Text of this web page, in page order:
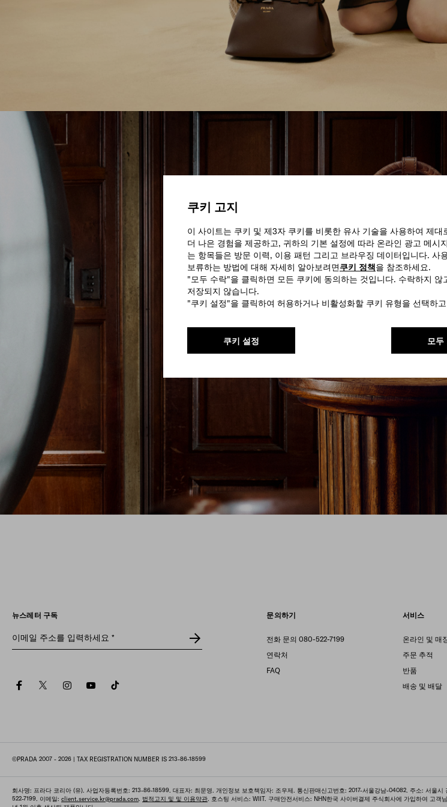
쿠키 고지
이 사이트는 쿠키 및 제3자 쿠키를 비롯한 유사 기술을 사용하여 제
더 나은 경험을 제공하고, 귀하의 기본 설정에 따라 온라인 광고 메시
는 항목들은 방문 이력, 이용 패턴 그리고 브라우징 데이터입니다. 사
보류하는 방법에 대해 자세히 알아보려면쿠키 정책을 참조하세요.
"모두 수락"을 클릭하면 모든 쿠키에 동의하는 것입니다. 수락하지
저장되지 않습니다.
"쿠키 설정"을 클릭하여 허용하거나 비활성화할 쿠키 유형을 선택하
모두
쿠키 설정
살펴보기
뉴스레터 구독
이메일 주소를 입력하세요 *
facebooktwitterinstagram
youtube
문의하기
전화 문의 080-522-7199
연락처
FAQ
서비스
온라인 및 매
주문 추적
반품
배송 및 배달
©PRADA 2007 - 2026 | TAX REGISTRATION NUMBER IS 213-86-18599
회사명: 프라다 코리아 (유). 사업자등록번호: 213-86-18599. 대표자: 최문영. 개인정보 보호책임자: 조우제. 통신판매신고번호: 2017-서울강남-04082. 주소: 서울
522-7199. 이메일: client.service.kr@prada.com. 법적고지 및 및 이용약관. 호스팅 서비스: WIIT. 구매안전서비스: NHN한국 사이버결제 주식회사에 가입하여 고객